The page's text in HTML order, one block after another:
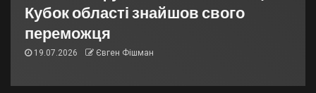
Кубок області знайшов свого
переможця
19.07.2026 Євген Фішман